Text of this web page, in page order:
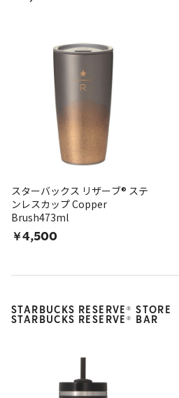
スターバックス リザーブ® ステ
ンレスカップ Copper
Brush473ml
￥4,500
STARBUCKS RESERVE ®
STORE
STARBUCKS RESERVE ® BAR